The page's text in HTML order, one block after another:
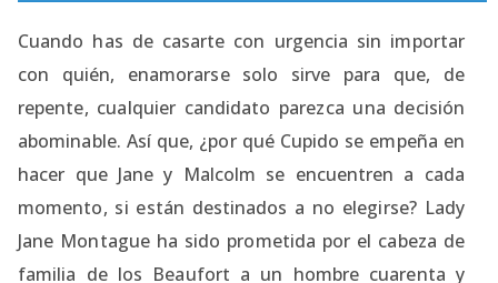
Cuando has de casarte con urgencia sin importar
con quién, enamorarse solo sirve para que, de
repente, cualquier candidato parezca una decisión
abominable. Así que, ¿por qué Cupido se empeña en
hacer que Jane y Malcolm se encuentren a cada
momento, si están destinados a no elegirse? Lady
Jane Montague ha sido prometida por el cabeza de
familia de los Beaufort a un hombre cuarenta y